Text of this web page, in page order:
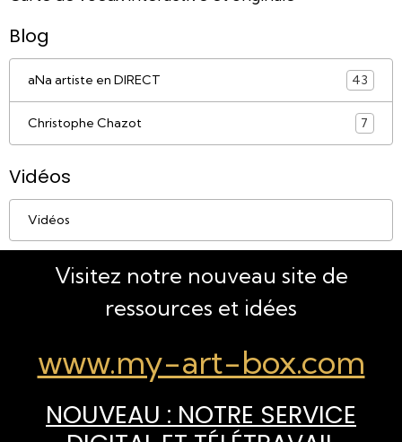
Blog
aNa artiste en DIRECT 43
Christophe Chazot 7
Vidéos
Vidéos
Visitez notre nouveau site de
ressources et idées
www.my-art-box.com
NOUVEAU : NOTRE SERVICE